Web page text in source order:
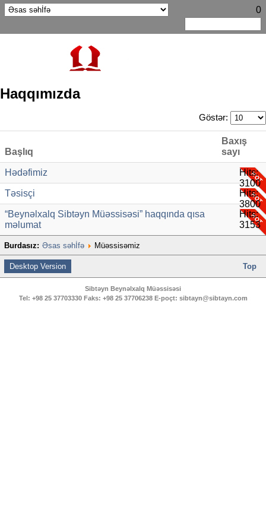
0
Haqqımızda
Göstər:
Başlıq
Baxış
sayı
Hədəfimiz
Hits:
3100
Təsisçi
Hits:
3800
“Beynəlxalq Sibtəyn Müəssisəsi” haqqında qısa
məlumat
Hits:
3153
Burdasız: Əsas səhİfə Müəssisəmiz
Desktop Version Top
Sibtəyn Beynəlxalq Müəssisəsi
Tel: +98 25 37703330 Faks: +98 25 37706238 E-poçt: sibtayn@sibtayn.com